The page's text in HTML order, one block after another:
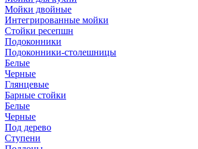
Мойки двойные
Интегрированные мойки
Стойки ресепшн
Подоконники
Подоконники-столешницы
Белые
Черные
Глянцевые
Барные стойки
Белые
Черные
Под дерево
Ступени